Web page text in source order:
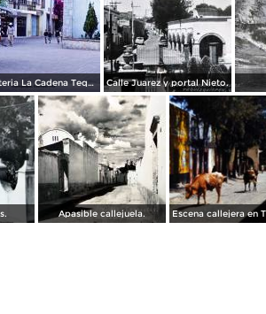
Ferreteria La Cadena Tequisquiapan, Querétaro 1963 Calle Juarez y portal Nieto.
Apasible callejuela.